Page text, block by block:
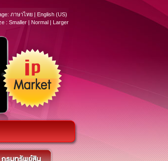
ภาษาไทย | English (US)
: Smaller | Normal | Larger